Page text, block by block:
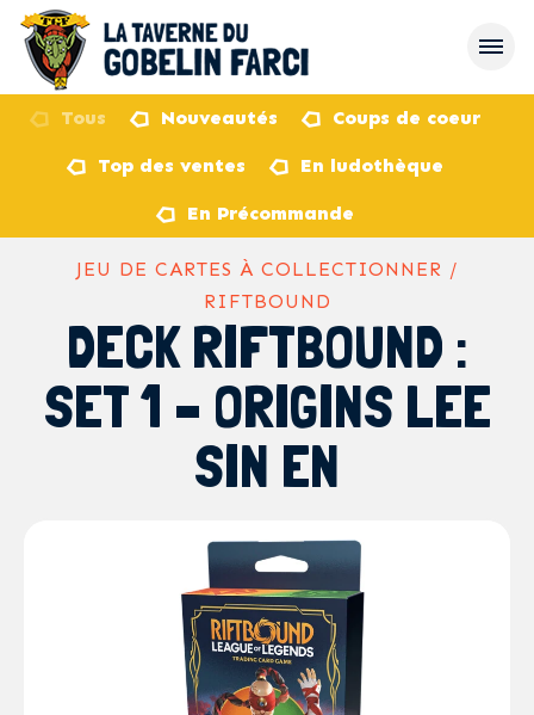
Tous Nouveautés Coups de coeur
Top des ventes En ludothèque
En Précommande
JEU DE CARTES À COLLECTIONNER /
RIFTBOUND
DECK RIFTBOUND :
SET 1 – ORIGINS LEE
SIN EN